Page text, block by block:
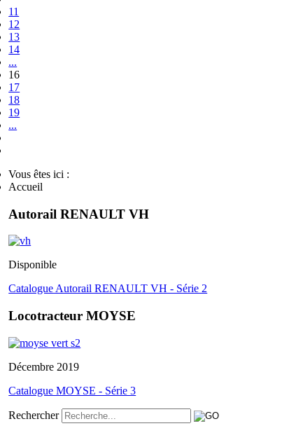
11
12
13
14
...
16
17
18
19
...
Vous êtes ici :
Accueil
Autorail RENAULT VH
Disponible
Catalogue Autorail RENAULT VH - Série 2
Locotracteur MOYSE
Décembre 2019
Catalogue MOYSE - Série 3
Rechercher